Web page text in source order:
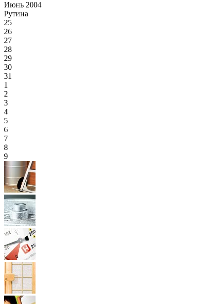
Июнь 2004
Рутина
25
26
27
28
29
30
31
1
2
3
4
5
6
7
8
9